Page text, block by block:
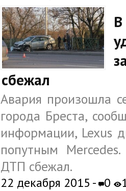
сбежал
Авария произошла
города Бреста,
информации, Lexus
попутным
ДТП сбежал.
22 декабря 2015 - 0